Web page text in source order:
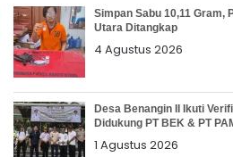
Simpan Sabu 10,11 Gram,
Utara Ditangkap
4 Agustus 2026
Desa Benangin II Ikuti
Didukung PT BEK & PT
1 Agustus 2026